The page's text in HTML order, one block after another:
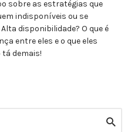
sobre as estratégias que
indisponíveis ou se
disponibilidade? O que é
entre eles e o que eles
tá demais!